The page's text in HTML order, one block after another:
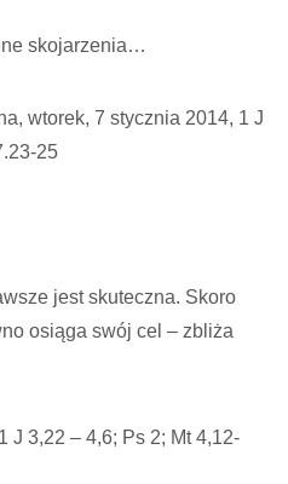
skojarzenia…
wtorek, 7 stycznia 2014, 1 J
25
jest skuteczna. Skoro
osiąga swój cel – zbliża
J 3,22 – 4,6; Ps 2; Mt 4,12-